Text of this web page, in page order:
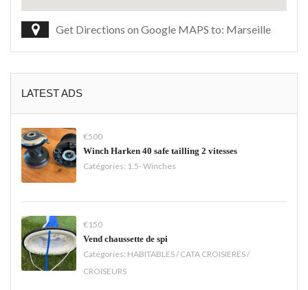
Get Directions on Google MAPS to: Marseille
LATEST ADS
€500
Winch Harken 40 safe tailling 2 vitesses
Catégories: 1.5- Winches
€150
Vend chaussette de spi
Catégories: HABITABLES / CATA CROISIERES /
CROISEURS